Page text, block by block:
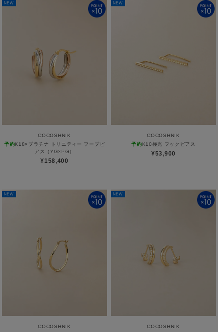
JOURNAL
SHOP LIST
EMAIL NEWSLETTER
NEW
COCOSHNIK
予約K18×プラチナ トリニティー フープピ
アス（YG×PG）
¥158,400
NEW
COCOSHNIK
予約K10極光 フックピアス
¥53,900
NEW
COCOSHNIK
NEW
COCOSHNIK